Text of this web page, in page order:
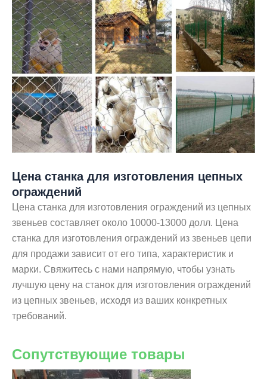
Цена станка для изготовления цепных
ограждений
Цена станка для изготовления ограждений из цепных
звеньев составляет около 10000-13000 долл. Цена
станка для изготовления ограждений из звеньев цепи
для продажи зависит от его типа, характеристик и
марки. Свяжитесь с нами напрямую, чтобы узнать
лучшую цену на станок для изготовления ограждений
из цепных звеньев, исходя из ваших конкретных
требований.
Сопутствующие товары